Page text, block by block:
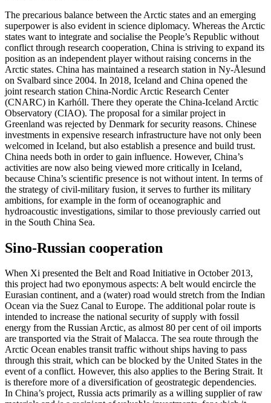
The precarious balance between the Arctic states and an emerging
superpower is also evident in science diplomacy. Whereas the Arctic
states want to integrate and social­ise the People’s Republic without
conflict through research cooperation, China is striv­ing to expand its
position as an indepen­dent player without raising concerns in the
Arctic states. China has maintained a re­search station in Ny-Ålesund
on Svalbard since 2004. In 2018, Iceland and China opened the
joint research station China-Nordic Arctic Research Center
(CNARC) in Karhóll. There they operate the China-Ice­land Arctic
Observatory (CIAO). The pro­posal for a similar project in
Greenland was rejected by Denmark for security reasons. Chinese
investments in expensive research infrastructure have not only been
welcomed in Iceland, but also establish a presence and build trust.
China needs both in order to gain influence. However, China’s
activities are now also being viewed more critically in Iceland,
because China’s scien­tific presence is not without intent. In terms of
the strate­gy of civil-military fusion, it serves to further its military
ambitions, for example in the form of oceanographic and
hydroacoustic investigations, similar to those previously carried out
in the South China Sea.
Sino-Russian cooperation
When Xi presented the Belt and Road Ini­tiative in October 2013,
this project had two eponymous aspects: A belt would encircle the
Eurasian continent, and a (water) road would stretch from the Indian
Ocean via the Suez Canal to Europe. The additional polar route is
intended to increase the national security of supply with fossil
energy from the Russian Arctic, as almost 80 per cent of oil imports
are transported via the Strait of Malacca. The sea route through the
Arctic Ocean enables transit traffic without ships having to pass
through this strait, which can be blocked by the United States in the
event of a conflict. How­ever, this also applies to the Bering Strait. It
is therefore more of a diversification of geostrategic dependencies.
In China’s project, Russia acts primarily as a willing supplier of raw